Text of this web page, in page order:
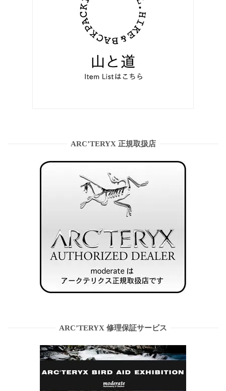
ARC’TERYX 正規取扱店
ARC’TERYX 修理保証サービス